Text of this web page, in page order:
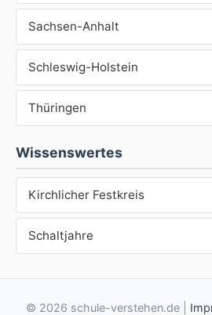
Sachsen-Anhalt
Schleswig-Holstein
Thüringen
Wissenswertes
Kirchlicher Festkreis
Schaltjahre
© 2026 schule-verstehen.de |